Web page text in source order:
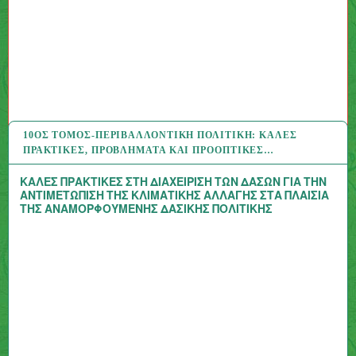
10ΟΣ ΤΌΜΟΣ-ΠΕΡΙΒΑΛΛΟΝΤΙΚΉ ΠΟΛΙΤΙΚΉ: ΚΑΛΈΣ
ΠΡΑΚΤΙΚΈΣ, ΠΡΟΒΛΉΜΑΤΑ ΚΑΙ ΠΡΟΟΠΤΙΚΈΣ…
ΚΑΛΕΣ ΠΡΑΚΤΙΚΕΣ ΣΤΗ ΔΙΑΧΕΙΡΙΣΗ ΤΩΝ ΔΑΣΩΝ ΓΙΑ ΤΗΝ
ΑΝΤΙΜΕΤΩΠΙΣΗ ΤΗΣ ΚΛΙΜΑΤΙΚΗΣ ΑΛΛΑΓΗΣ ΣΤΑ ΠΛΑΙΣΙΑ
ΤΗΣ ΑΝΑΜΟΡΦΟΥΜΕΝΗΣ ΔΑΣΙΚΗΣ ΠΟΛΙΤΙΚΗΣ
27 ΑΥΓ 2020